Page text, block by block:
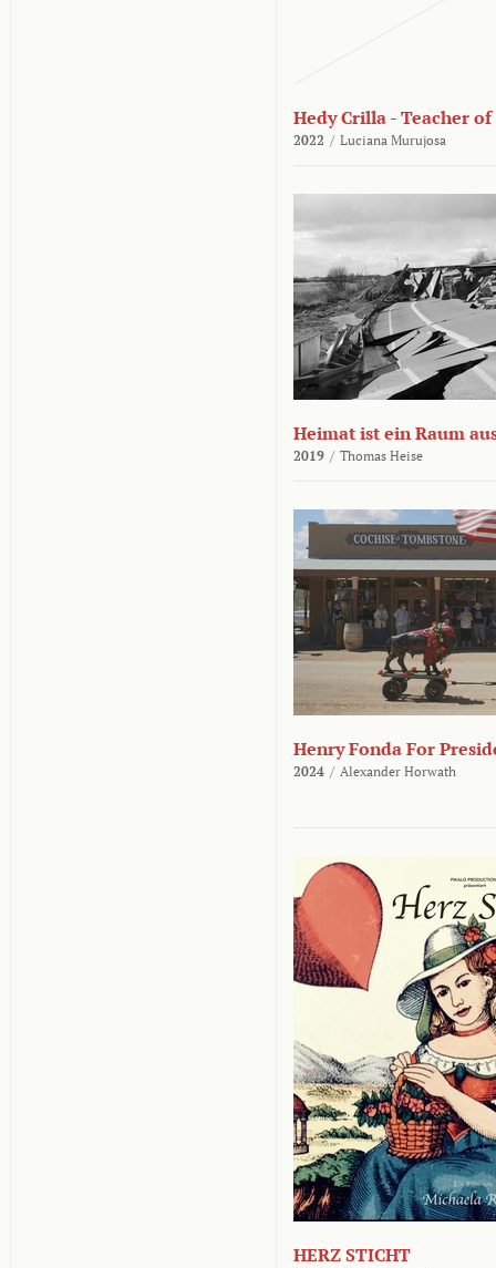
Hedy Crilla - Teacher
2022 / Luciana Murujosa
Heimat ist ein Raum
2019 / Thomas Heise
Henry Fonda For
2024 / Alexander Horwath
HERZ STICHT